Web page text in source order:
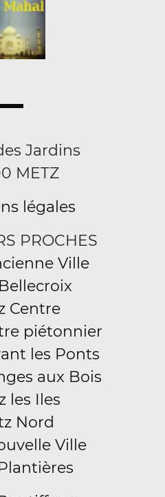
Jardins
METZ
légales
PROCHES
Ville
Centre
piétonnier
les Ponts
aux Bois
les Iles
Nord
Ville